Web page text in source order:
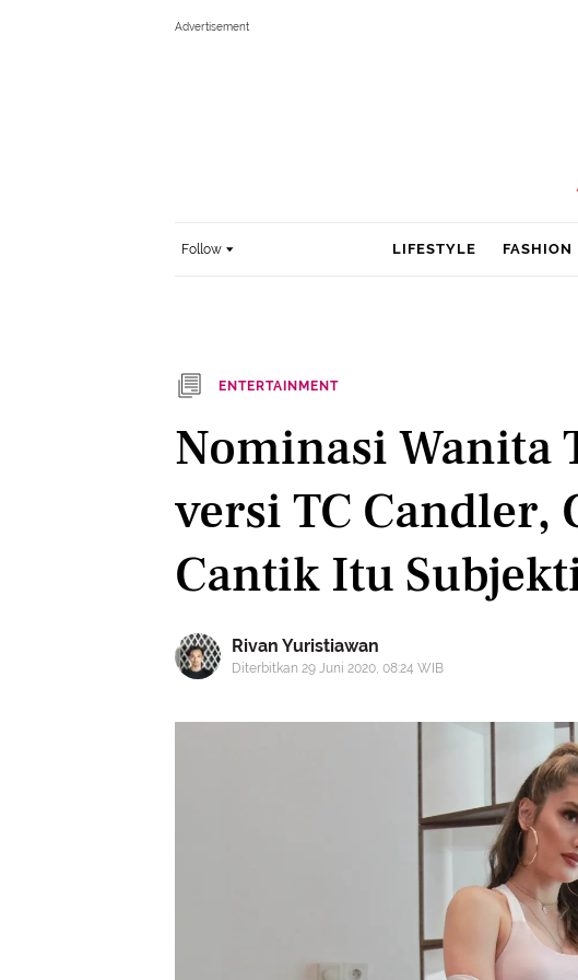
Follow LIFESTYLE FASHION
ENTERTAINMENT
Nominasi Wanita
versi TC Candler,
Cantik Itu
Rivan Yuristiawan
Diterbitkan 29 Juni 2020, 08:24 WIB